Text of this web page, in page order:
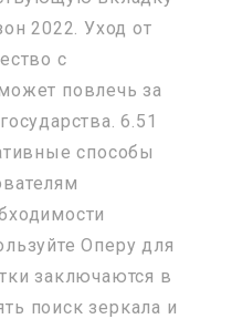
2022. Уход от
с
повлечь за
6.51
способы
Оперу для
заключаются в
поиск зеркала и